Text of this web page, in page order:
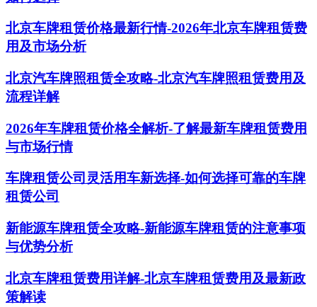
北京车牌租赁价格最新行情-2026年北京车牌租赁费
用及市场分析
北京汽车牌照租赁全攻略-北京汽车牌照租赁费用及
流程详解
2026年车牌租赁价格全解析-了解最新车牌租赁费用
与市场行情
车牌租赁公司灵活用车新选择-如何选择可靠的车牌
租赁公司
新能源车牌租赁全攻略-新能源车牌租赁的注意事项
与优势分析
北京车牌租赁费用详解-北京车牌租赁费用及最新政
策解读